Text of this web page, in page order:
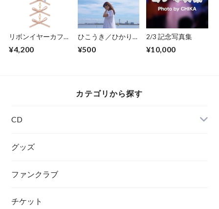
リボンイヤーカフ
ｽﾞｸｫｰﾂ
¥4,200
ひこうき／ひかり／
¥500
2/3 記念写真集
¥10,000
カテゴリから探す
CD
グッズ
ファンクラブ
チケット